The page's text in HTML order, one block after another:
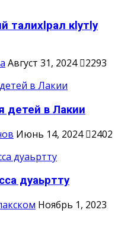
талихlрал кlутlу
Август 31, 2024 2293
детей в Лакии
Июнь 14, 2024 2402
дуаьртту
Ноябрь 1, 2023